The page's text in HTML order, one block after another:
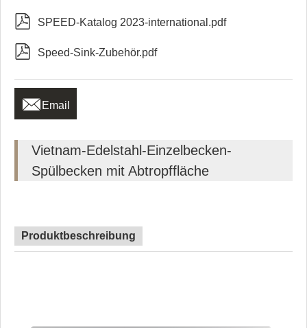
 SPEED-Katalog 2023-international.pdf
 Speed-Sink-Zubehör.pdf
 Email
Vietnam-Edelstahl-Einzelbecken-
Spülbecken mit Abtropffläche
Produktbeschreibung